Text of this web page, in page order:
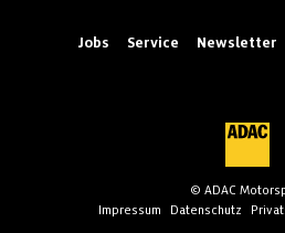
Jobs Service Newsletter
© ADAC
Impressum
Datenschutz